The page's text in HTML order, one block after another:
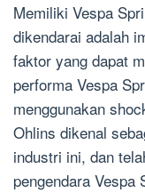
Memiliki Vespa
dikendarai adalah
faktor yang dapat
performa Vespa
menggunakan
Ohlins dikenal
industri ini, dan
pengendara Vespa